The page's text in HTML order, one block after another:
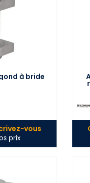
à bride
vous
prix